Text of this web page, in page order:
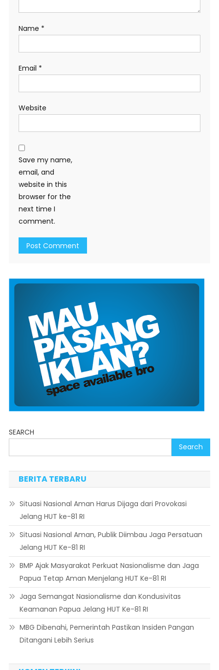
Name *
Email *
Website
Save my name,
email, and
website in this
browser for the
next time I
comment.
SEARCH
Search
BERITA TERBARU
Situasi Nasional Aman Harus Dijaga dari Provokasi
Jelang HUT ke-81 RI
Situasi Nasional Aman, Publik Diimbau Jaga Persatuan
Jelang HUT Ke-81 RI
BMP Ajak Masyarakat Perkuat Nasionalisme dan Jaga
Papua Tetap Aman Menjelang HUT Ke-81 RI
Jaga Semangat Nasionalisme dan Kondusivitas
Keamanan Papua Jelang HUT Ke-81 RI
MBG Dibenahi, Pemerintah Pastikan Insiden Pangan
Ditangani Lebih Serius